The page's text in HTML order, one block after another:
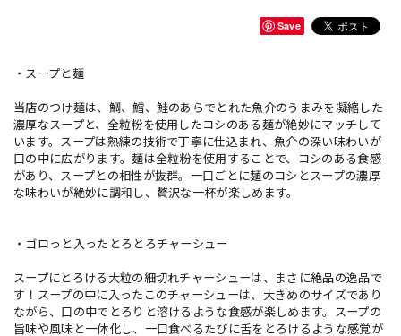
Save
・スープと麺
当店のつけ麺は、鯛、鱈、鮭のあらでとれた魚介のうまみを凝縮した
濃厚なスープと、全粒粉を使用したコシのある麺が絶妙にマッチして
います。スープは熟練の技術で丁寧に仕込まれ、魚介の深い味わいが
口の中に広がります。麺は全粒粉を使用することで、コシのある食感
があり、スープとの相性が抜群。一口ごとに麺のコシとスープの濃厚
な味わいが絶妙に調和し、贅沢な一杯が楽しめます。
・ゴロっと入ったとろとろチャーシュー
スープにとろける大粒の細切れチャーシューは、まさに絶品の逸品で
す！スープの中に入ったこのチャーシューは、大きめのサイズであり
ながら、口の中でとろりと溶けるような食感が楽しめます。スープの
旨味や風味と一体化し、一口食べるたびに舌をとろけるような感覚が